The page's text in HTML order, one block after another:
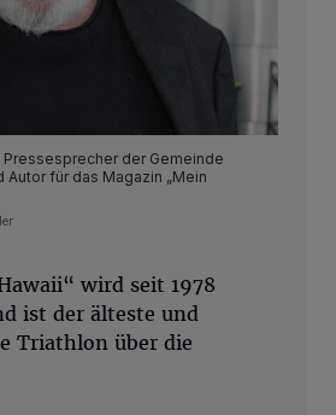
der Gemeinde
Autor für das Magazin „Mein
wird seit 1978
ist der älteste und
Triathlon über die